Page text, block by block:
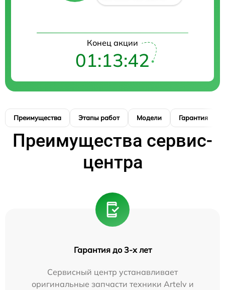
Конец акции
01:13:41
Преимущества Этапы работ Модели Гарантия
Преимущества сервис-
центра
Гарантия до 3-х лет
Сервисный центр устанавливает
оригинальные запчасти техники Artelv и